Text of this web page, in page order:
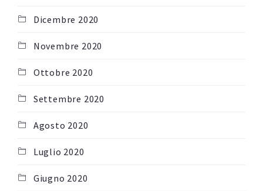
Dicembre 2020
Novembre 2020
Ottobre 2020
Settembre 2020
Agosto 2020
Luglio 2020
Giugno 2020